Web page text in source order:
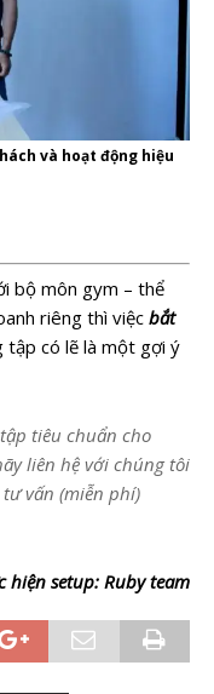
và hoạt động hiệu
bộ môn gym – thể
riêng thì việc bắt
tập có lẽ là một gợi ý
tiêu chuẩn cho
liên hệ với chúng tôi
tư vấn (miễn phí)
hiện setup: Ruby team